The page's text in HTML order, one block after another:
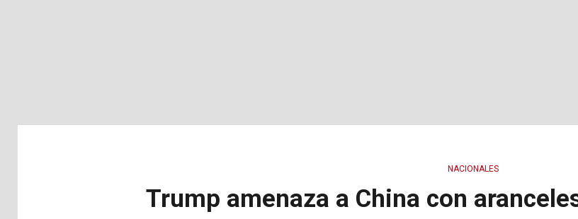
NACIONALES
Trump amenaza a China con